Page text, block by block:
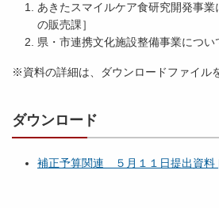
あきたスマイルケア食研究開発事
の販売課］
県・市連携文化施設整備事業につい
※資料の詳細は、ダウンロードファイル
ダウンロード
補正予算関連 ５月１１日提出資料